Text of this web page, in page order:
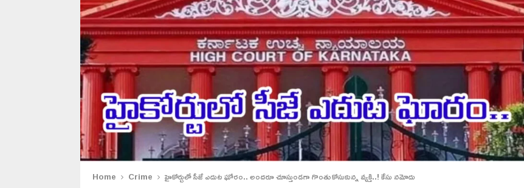
Home Crime హైకోర్టులో సీజే ఎదుట ఘోరం.. అందరూ చూస్తుండగా గొంతు కోసుకున్న వ్యక్తి..! కేసు నమోదు